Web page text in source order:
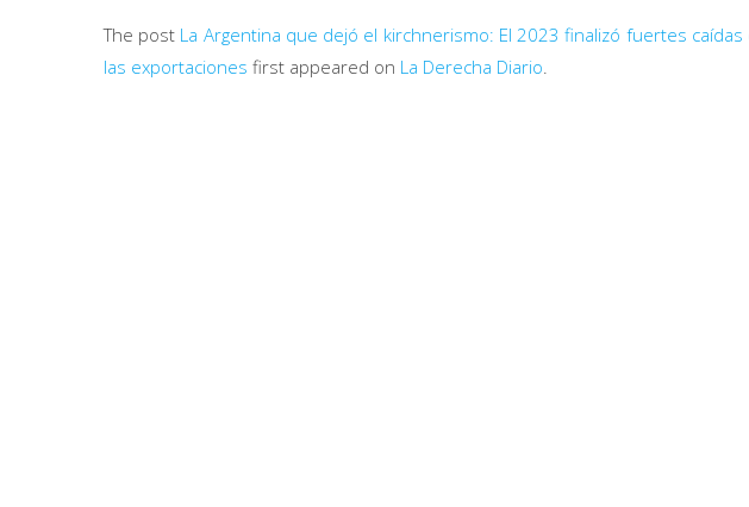
The post La Argentina que dejó el kirchnerismo: El 2023 finalizó fuertes
las exportaciones first appeared on La Derecha Diario.